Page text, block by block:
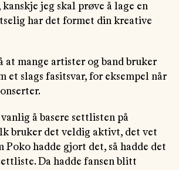
jeg skal prøve å lage en
har det formet din kreative
at mange artister og band bruker
et slags fasitsvar, for eksempel når
å basere settlisten på
bruker det veldig aktivt, det vet
Poko hadde gjort det, så hadde det
Da hadde fansen blitt